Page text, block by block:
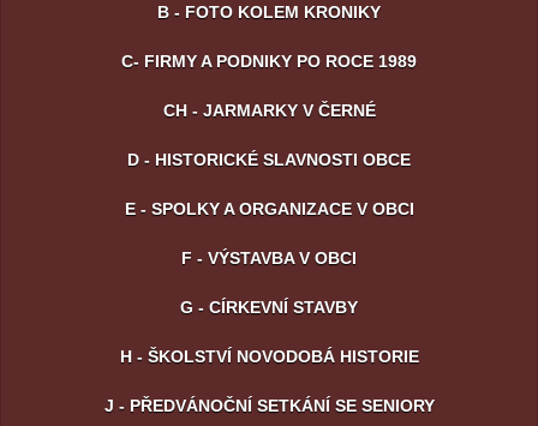
B - FOTO KOLEM KRONIKY
C- FIRMY A PODNIKY PO ROCE 1989
CH - JARMARKY V ČERNÉ
D - HISTORICKÉ SLAVNOSTI OBCE
E - SPOLKY A ORGANIZACE V OBCI
F - VÝSTAVBA V OBCI
G - CÍRKEVNÍ STAVBY
H - ŠKOLSTVÍ NOVODOBÁ HISTORIE
J - PŘEDVÁNOČNÍ SETKÁNÍ SE SENIORY